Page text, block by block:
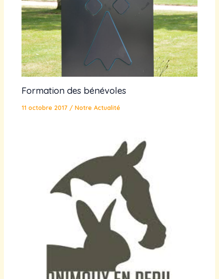
Formation des bénévoles
11 octobre 2017 /Notre Actualité